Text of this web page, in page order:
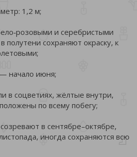
1,2 м;
и серебристыми
полутени сохраняют окраску, к
начало июня;
в соцветиях, жёлтые внутри,
по всему побегу;
в сентябре–октябре,
иногда сохраняются всю